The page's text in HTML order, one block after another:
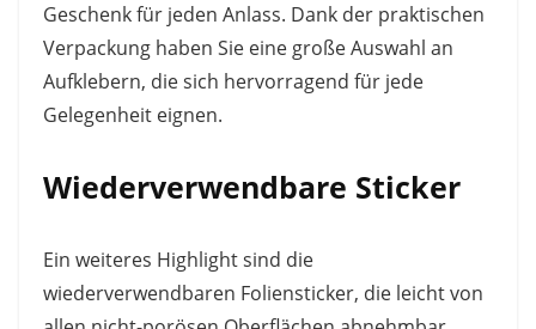
Geschenk für jeden Anlass. Dank der praktischen
Verpackung haben Sie eine große Auswahl an
Aufklebern, die sich hervorragend für jede
Gelegenheit eignen.
Wiederverwendbare Sticker
Ein weiteres Highlight sind die
wiederverwendbaren Foliensticker, die leicht von